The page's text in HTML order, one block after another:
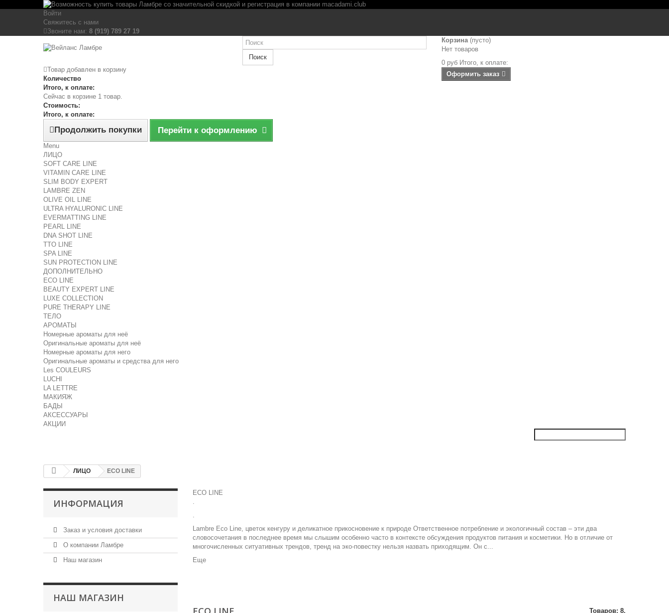
Войти
Свяжитесь с нами
Звоните нам: 8 (919) 789 27 19
Поиск
Корзина (пусто)
Нет товаров
0 руб Итого, к оплате:
Оформить заказ
Товар добавлен в корзину
Количество
Итого, к оплате:
Сейчас в корзине 1 товар.
Стоимость:
Итого, к оплате:
Продолжить покупки Перейти к оформлению
Menu
ЛИЦО
SOFT CARE LINE
VITAMIN CARE LINE
SLIM BODY EXPERT
LAMBRE ZEN
OLIVE OIL LINE
ULTRA HYALURONIC LINE
EVERMATTING LINE
PEARL LINE
DNA SHOT LINE
TTO LINE
SPA LINE
SUN PROTECTION LINE
ДОПОЛНИТЕЛЬНО
ECO LINE
BEAUTY EXPERT LINE
LUXE COLLECTION
PURE THERAPY LINE
ТЕЛО
АРОМАТЫ
Номерные ароматы для неё
Оригинальные ароматы для неё
Номерные ароматы для него
Оригинальные ароматы и средства для него
Les COULEURS
LUCHI
LA LETTRE
МАКИЯЖ
БАДЫ
АКСЕССУАРЫ
АКЦИИ
ЛИЦО ECO LINE
ИНФОРМАЦИЯ
Заказ и условия доставки
О компании Ламбре
Наш магазин
НАШ МАГАЗИН
ECO LINE
.
.
Lambre Eco Line, цветок кенгуру и деликатное прикосновение к природе Ответственное потребление и экологичный состав – эти два
словосочетания в последнее время мы слышим особенно часто в контексте обсуждения продуктов питания и косметики. Но в отличие от
многочисленных ситуативных трендов, тренд на эко-повестку нельзя назвать приходящим. Он с...
Еще
Товаров: 8.